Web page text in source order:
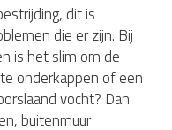
dit is
die er zijn. Bij
is het slim om de
onderkappen of een
vocht? Dan
buitenmuur